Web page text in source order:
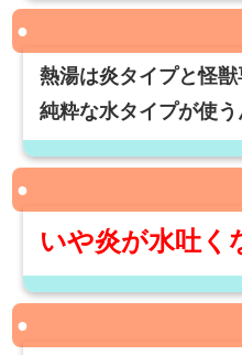
熱湯は炎タイプと怪
純粋な水タイプが使う
いや炎が水吐く